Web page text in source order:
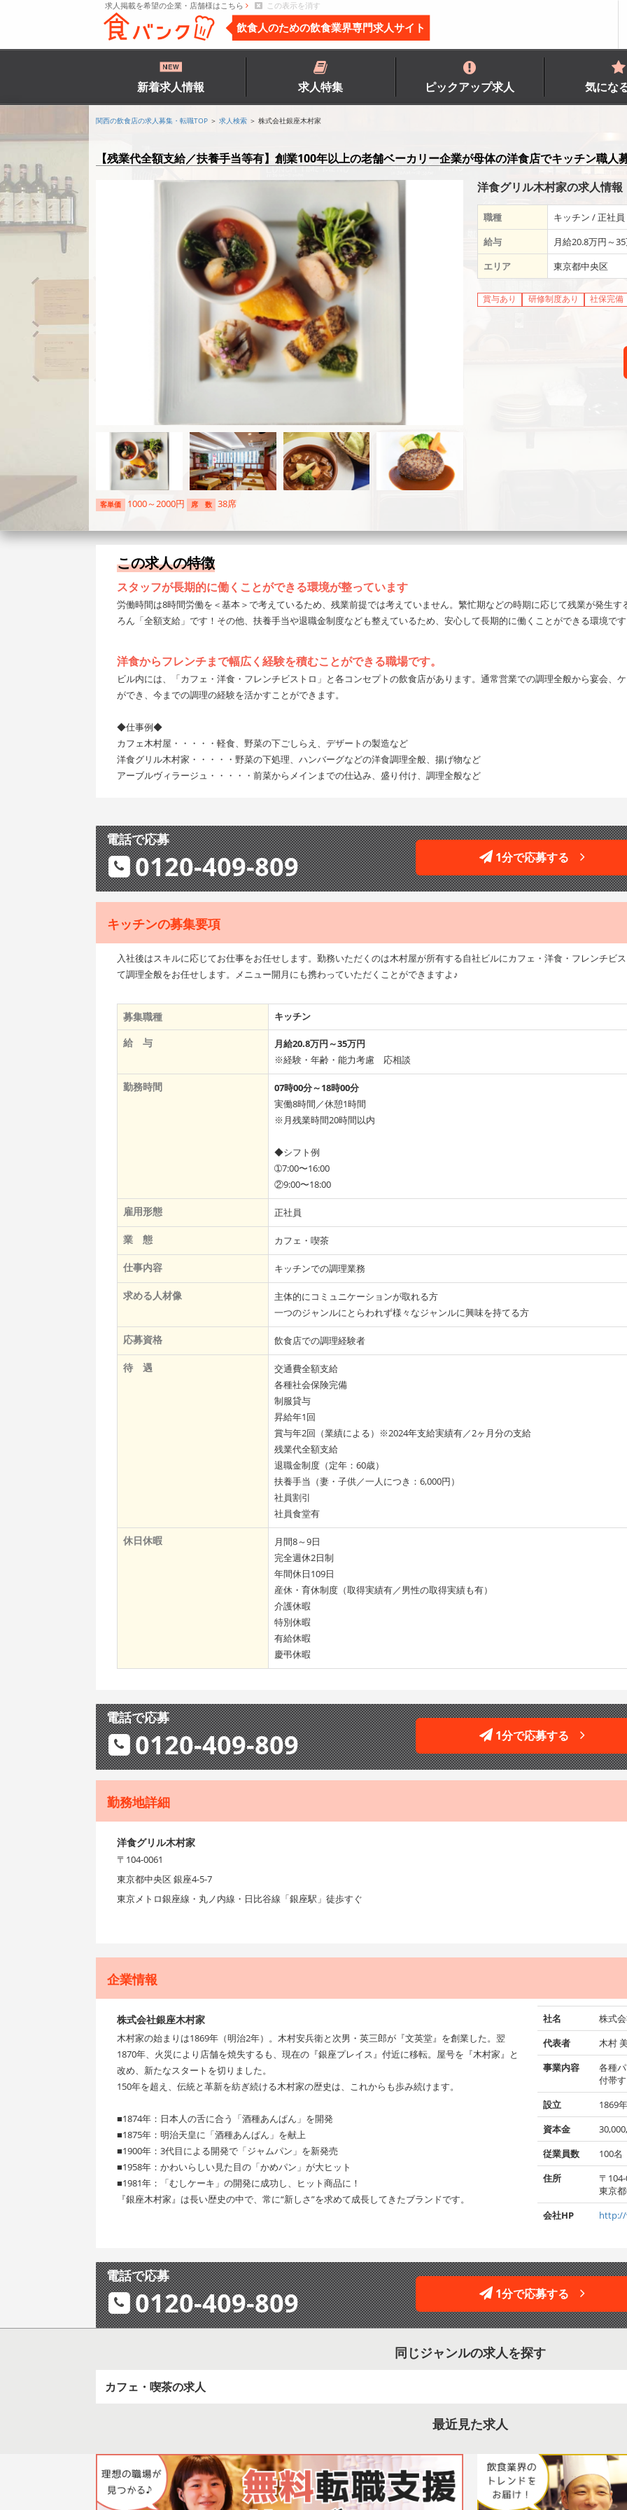
求人掲載を希望の企業・店舗様はこちら この表示を消す
飲食人のための飲食業界専門求人サイト
新着求人情報 求人特集 ピックアップ求人 気にな
関西の飲食店の求人募集・転職TOP ＞ 求人検索 ＞ 株式会社銀座木村家
洋食グリル木村家の求人情報
【残業代全額支給／扶養手当等有】創業100年以上の老舗ベーカリー企業が母体の洋食店でキッチン職人
客単価 1000～2000円 席 数 38席
職種
キッチン / 正社員
給与
月給20.8万円～
エリア
東京都中央区
賞与あり 研修制度あり 社保完備
この求人の特徴
スタッフが長期的に働くことができる環境が整っています
労働時間は8時間労働を＜基本＞で考えているため、残業前提では考えていません。繁忙期などの時期に応じて残業が発生
ろん「全額支給」です！その他、扶養手当や退職金制度なども整えているため、安心して長期的に働くことができる環境で
洋食からフレンチまで幅広く経験を積むことができる職場です。
ビル内には、「カフェ・洋食・フレンチビストロ」と各コンセプトの飲食店があります。通常営業での調理全般から宴会、
ができ、今までの調理の経験を活かすことができます。
◆仕事例◆
カフェ木村屋・・・・・軽食、野菜の下ごしらえ、デザートの製造など
洋食グリル木村家・・・・・野菜の下処理、ハンバーグなどの洋食調理全般、揚げ物など
アーブルヴィラージュ・・・・・前菜からメインまでの仕込み、盛り付け、調理全般など
電話で応募
0120-409-809 1分で応募する
キッチンの募集要項
入社後はスキルに応じてお仕事をお任せします。勤務いただくのは木村屋が所有する自社ビルにカフェ・洋食・フレンチビ
て調理全般をお任せします。メニュー開月にも携わっていただくことができますよ♪
募集職種 キッチン
給 与
月給20.8万円～35万円
※経験・年齢・能力考慮 応相談
勤務時間
07時00分～18時00分
実働8時間／休憩1時間
※月残業時間20時間以内
◆シフト例
➀7:00〜16:00
②9:00〜18:00
雇用形態 正社員
業 態 カフェ・喫茶
仕事内容 キッチンでの調理業務
求める人材像
主体的にコミュニケーションが取れる方
一つのジャンルにとらわれず様々なジャンルに興味を持てる方
応募資格 飲食店での調理経験者
待 遇
交通費全額支給
各種社会保険完備
制服貸与
昇給年1回
賞与年2回（業績による）※2024年支給実績有／2ヶ月分の支給
残業代全額支給
退職金制度（定年：60歳）
扶養手当（妻・子供／一人につき：6,000円）
社員割引
社員食堂有
休日休暇
月間8～9日
完全週休2日制
年間休日109日
産休・育休制度（取得実績有／男性の取得実績も有）
介護休暇
特別休暇
有給休暇
慶弔休暇
電話で応募
0120-409-809 1分で応募する
勤務地詳細
洋食グリル木村家
〒104-0061
東京都中央区 銀座4-5-7
東京メトロ銀座線・丸ノ内線・日比谷線「銀座駅」徒歩すぐ
企業情報
株式会社銀座木村家
木村家の始まりは1869年（明治2年）。木村安兵衛と次男・英三郎が『文英堂』を創業した。翌
1870年、火災により店舗を焼失するも、現在の『銀座プレイス』付近に移転。屋号を『木村家』と
改め、新たなスタートを切りました。
150年を超え、伝統と革新を紡ぎ続ける木村家の歴史は、これからも歩み続けます。
■1874年：日本人の舌に合う「酒種あんぱん」を開発
■1875年：明治天皇に「酒種あんぱん」を献上
■1900年：3代目による開発で「ジャムパン」を新発売
■1958年：かわいらしい見た目の「かめパン」が大ヒット
■1981年：「むしケーキ」の開発に成功し、ヒット商品に！
『銀座木村家』は長い歴史の中で、常に“新しさ”を求めて成長してきたブランドです。
社名
株式
代表者
木村
事業内容
各種
付帯
設立
1869年
資本金
従業員数
100名
住所
〒
東京
会社HP
http://
電話で応募
0120-409-809 1分で応募する
同じジャンルの求人を探す
カフェ・喫茶の求人
最近見た求人